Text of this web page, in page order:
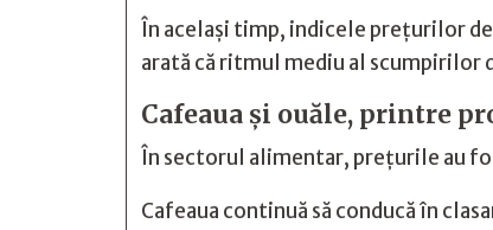
În același timp, indicele prețurilor
arată că ritmul mediu al scumpirilor
Cafeaua și ouăle, printre
În sectorul alimentar, prețurile au
Cafeaua continuă să conducă în